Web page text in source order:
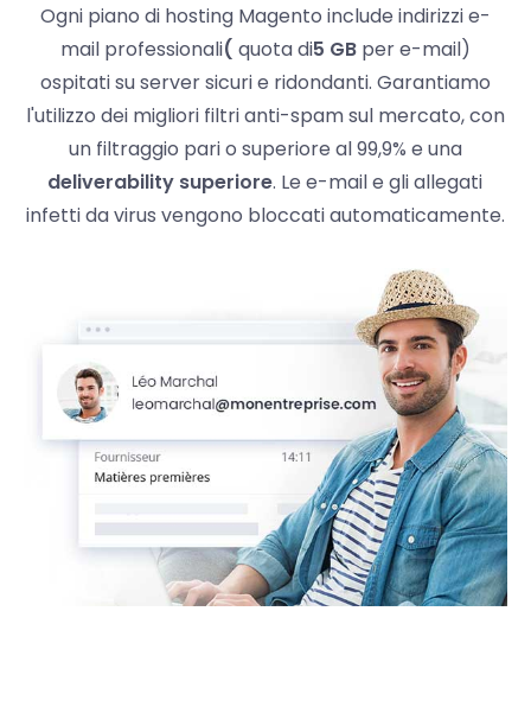
Ogni piano di hosting Magento include indirizzi e-
mail professionali( quota di5 GBper e-mail)
ospitati su server sicuri e ridondanti. Garantiamo
l'utilizzo dei migliori filtri anti-spam sul mercato, con
un filtraggio pari o superiore al 99,9% e una
deliverability superiore. Le e-mail e gli allegati
infetti da virus vengono bloccati automaticamente.